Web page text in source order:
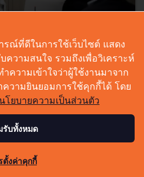
ทำไม 'จิตวิทยา' และ
'กลยุทธ์' ในยุค AI
ำไม 'จิตวิทยา' และ 'Mindfulness'
สรุปประเด็นสำคัญจาก 3 Workshop
วย GRAMS กลยุทธ์ '...
Team
รณ์ที่ดีในการใช้เว็บไซต์ แสดง
วามสนใจ รวมถึงเพื่อวิเคราะห์
ความเข้าใจว่าผู้ใช้งานมาจาก
วามยินยอมการใช้คุกกี้ได้ โดย
นโยบายความเป็นส่วนตัว
รับทั้งหมด
ตั้งค่าคุกกี้